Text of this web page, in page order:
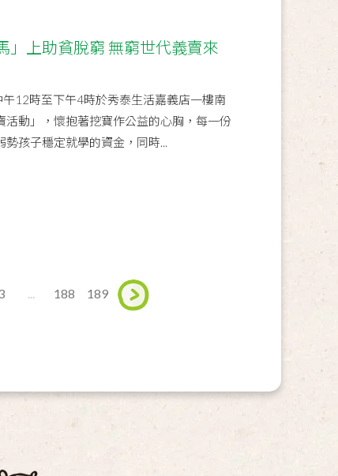
」上助貧脫窮 無窮世代義賣來
12時至下午4時於秀泰生活嘉義店一樓南
活動」，懷抱著挖寶作公益的心胸，每一份
孩子穩定就學的資金，同時...
... 188 189